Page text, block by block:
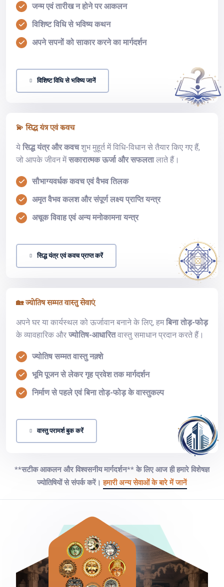
जन्म एवं तारीख न होने पर आकलन
विशिष्ट विधि से भविष्य कथन
अपने सपनों को साकार करने का मार्गदर्शन
विशिष्ट विधि से भविष्य जानें
💫 सिद्ध यंत्र एवं कवच
ये सिद्ध यंत्र और कवचशुभ मुहूर्त में विधि-विधान से तैयार किए गए हैं,
जो आपके जीवन मेंसकारात्मक ऊर्जा और सफलतालाते हैं।
सौभाग्यवर्धक कवच एवं वैभव तिलक
अमृत वैभव कलश और संपूर्ण लक्ष्य प्राप्ति यन्त्र
अचूक विवाह एवं अन्य मनोकामना यन्त्र
सिद्ध यंत्र एवं कवच प्राप्त करें
🏡 ज्योतिष सम्मत वास्तु सेवाएं
अपने घर या कार्यस्थल को ऊर्जावान बनाने के लिए, हमबिना तोड़-फोड़
के व्यावहारिक और ज्योतिष-आधारितवास्तु समाधान प्रदान करते हैं।
ज्योतिष सम्मत वास्तु नक़्शे
भूमि पूजन से लेकर गृह प्रवेश तक मार्गदर्शन
निर्माण से पहले एवं बिना तोड़-फोड़ के वास्तुकल्प
वास्तु परामर्श बुक करें
**सटीक आकलन और विश्वसनीय मार्गदर्शन** के लिए आज ही हमारे विशेषज्ञ
ज्योतिषियों से संपर्क करें।हमारी अन्य सेवाओं के बारे में जानें